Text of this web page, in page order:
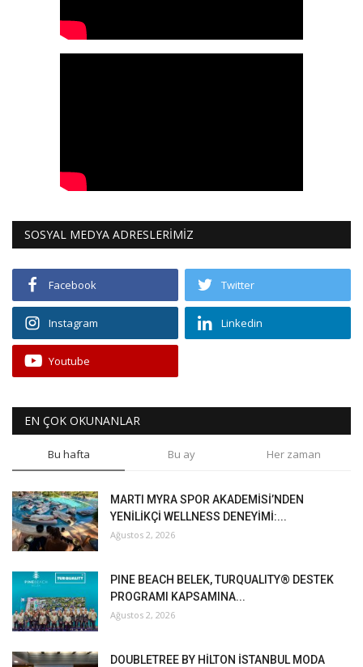
SOSYAL MEDYA ADRESLERİMİZ
Facebook Twitter
Instagram Linkedin
Youtube
EN ÇOK OKUNANLAR
Bu hafta Bu ay Her zaman
MARTI MYRA SPOR AKADEMİSİ’NDEN
YENİLİKÇİ WELLNESS DENEYİMİ:...
Ağustos 2, 2026
PINE BEACH BELEK, TURQUALITY® DESTEK
PROGRAMI KAPSAMINA...
Ağustos 2, 2026
DOUBLETREE BY HİLTON İSTANBUL MODA